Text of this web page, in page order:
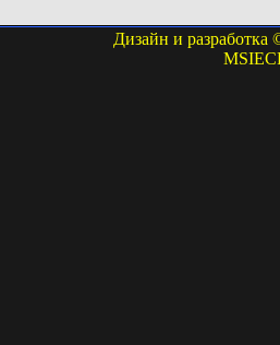
Дизайн и